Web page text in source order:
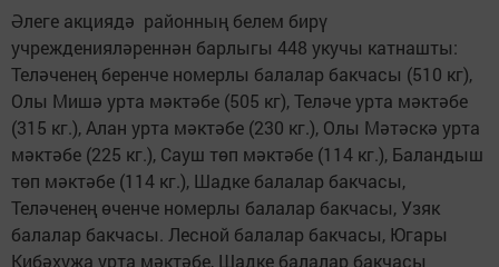
Әлеге акциядә районның белем бирү
учрежденияләреннән барлыгы 448 укучы катнашты:
Теләченең беренче номерлы балалар бакчасы (510 кг),
Олы Мишә урта мәктәбе (505 кг), Теләче урта мәктәбе
(315 кг.), Алан урта мәктәбе (230 кг.), Олы Мәтәскә урта
мәктәбе (225 кг.), Сауш төп мәктәбе (114 кг.), Баландыш
төп мәктәбе (114 кг.), Шадке балалар бакчасы,
Теләченең өченче номерлы балалар бакчасы, Узяк
балалар бакчасы. Лесной балалар бакчасы, Югары
Кибәхуҗа урта мәктәбе, Шадке балалар бакчасы